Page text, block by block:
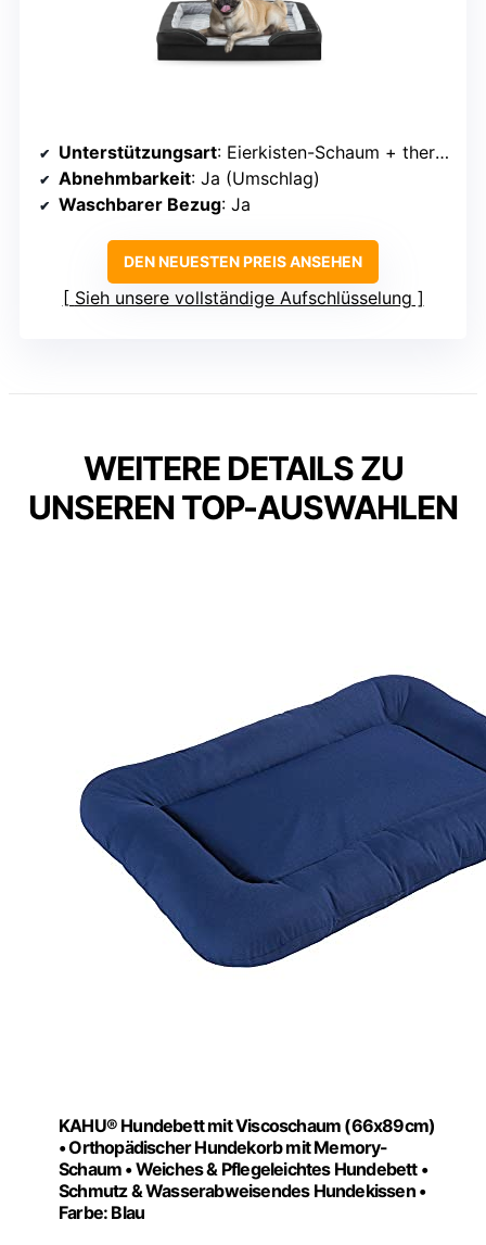
Unterstützungsart: Eierkisten-Schaum + thermoelastischer Schaum
Abnehmbarkeit: Ja (Umschlag)
Waschbarer Bezug: Ja
DEN NEUESTEN PREIS ANSEHEN
Sieh unsere vollständige Aufschlüsselung
WEITERE DETAILS ZU
UNSEREN TOP-AUSWAHLEN
KAHU® Hundebett mit Viscoschaum (66x89cm)
• Orthopädischer Hundekorb mit Memory-
Schaum • Weiches & Pflegeleichtes Hundebett •
Schmutz & Wasserabweisendes Hundekissen •
Farbe: Blau